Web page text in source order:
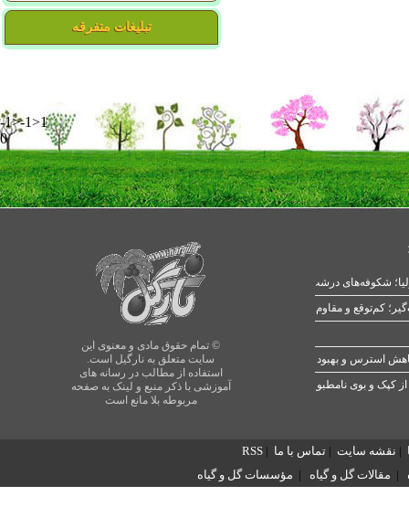
تبلیغات متفرقه
-1>-1>1
0
© تمام حقوق مادی و معنوی این
سایت متعلق به نارگیل است.
استفاده از مطالب در رسانه های
آموزشی با ذکر منبع و لینک به صفحه
مربوطه بلا مانع است
شکوفه‌های درشت در بهار
کپک و بوی نامطبوع
| نقشه سایت | تماس با ما |
RSS
| مقالات گل و گیاه | مؤسسات گل و گیاه